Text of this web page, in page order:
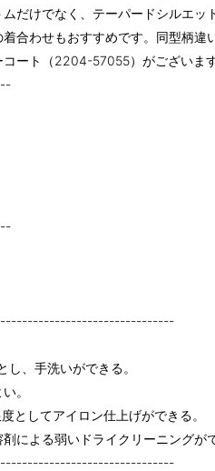
だけでなく、テーパードシルエッ
合わせもおすすめです。同型柄違
ート（2204-57055）がございます
、手洗いができる。
。
としてアイロン仕上げができる。
による弱いドライクリーニングが